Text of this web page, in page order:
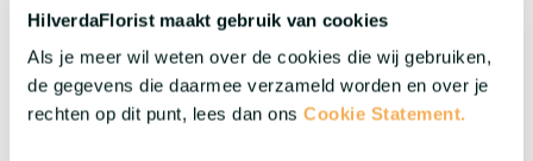
HilverdaFlorist maakt gebruik van cookies
Als je meer wil weten over de cookies die wij gebruiken,
de gegevens die daarmee verzameld worden en over je
rechten op dit punt, lees dan ons Cookie Statement.
Meer over deze serie